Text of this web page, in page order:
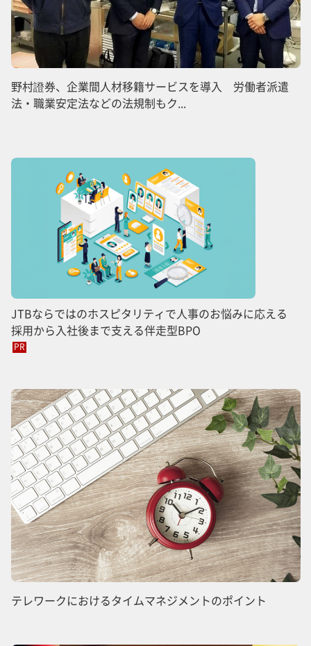
野村證券、企業間人材移籍サービスを導入 労働者派遣
法・職業安定法などの法規制もク...
JTBならではのホスピタリティで人事のお悩みに応える
採用から入社後まで支える伴走型BPO
PR
テレワークにおけるタイムマネジメントのポイント